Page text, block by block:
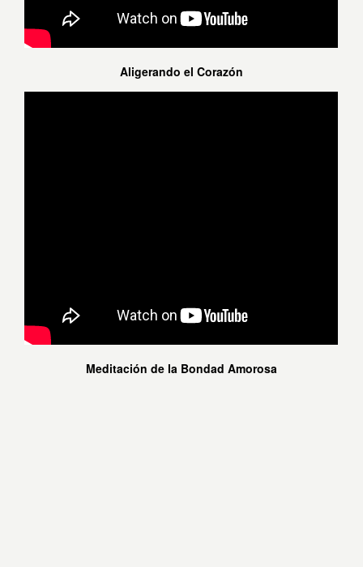
Aligerando el Corazón
Meditación de la Bondad Amorosa